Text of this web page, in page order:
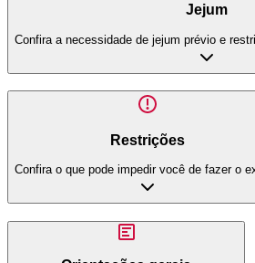
Jejum
Confira a necessidade de jejum prévio e
Restrições
Confira o que pode impedir você de fazer o